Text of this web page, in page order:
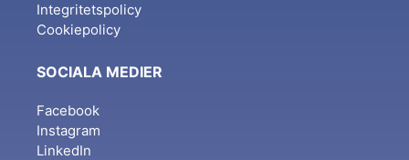
Integritetspolicy
Cookiepolicy
SOCIALA MEDIER
Facebook
Instagram
LinkedIn